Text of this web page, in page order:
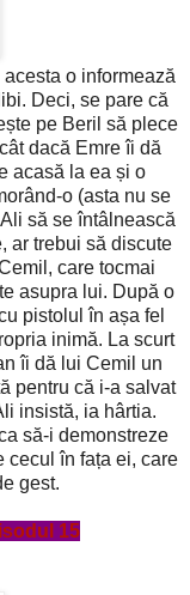
o informează
Deci, se pare că
pe Beril să plece
dacă Emre îi dă
acasă la ea și o
o (asta nu se
să se întâlnească
ar trebui să discute
care tocmai
asupra lui. După o
pistolul în așa fel
inimă. La scurt
îi dă lui Cemil un
pentru că i-a salvat
insistă, ia hârtia.
să-i demonstreze
cecul în fața ei, care
gest.
15